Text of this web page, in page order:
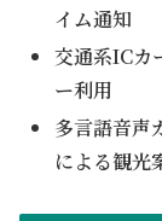
イム通知
交通系ICカ
ー利用
多言語音声
による観光